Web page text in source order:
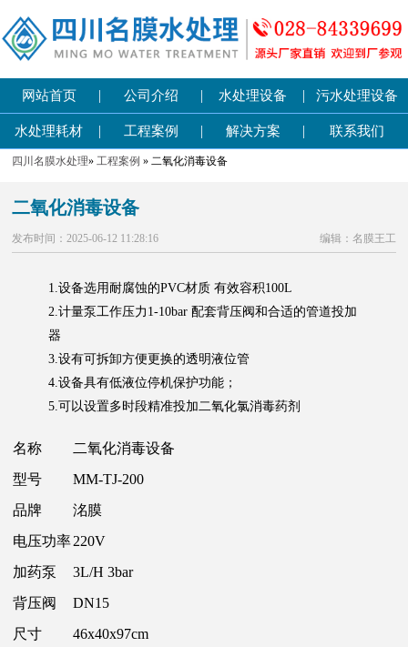
网站首页 | 公司介绍 | 水处理设备 | 污水处理设备
水处理耗材 | 工程案例 | 解决方案 | 联系我们
四川名膜水处理»工程案例 » 二氧化消毒设备
二氧化消毒设备
发布时间：2025-06-12 11:28:16 编辑：名膜王工
1.设备选用耐腐蚀的PVC材质 有效容积100L
2.计量泵工作压力1-10bar 配套背压阀和合适的管道投加
器
3.设有可拆卸方便更换的透明液位管
4.设备具有低液位停机保护功能；
5.可以设置多时段精准投加二氧化氯消毒药剂
名称
二氧化消毒设备
型号
MM-TJ-200
品牌
洺膜
电压功率220V
加药泵
3L/H 3bar
背压阀
DN15
尺寸
46x40x97cm